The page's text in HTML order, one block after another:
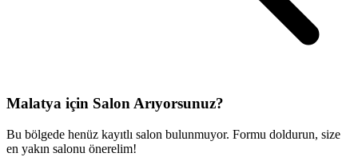
Malatya için Salon Arıyorsunuz?
Bu bölgede henüz kayıtlı salon bulunmuyor. Formu doldurun, size
en yakın salonu önerelim!